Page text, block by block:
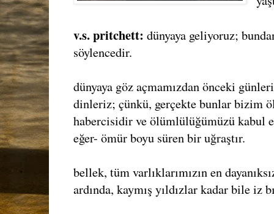
v.s. pritchett: dünyaya geliyoruz;
söylencedir.
dünyaya göz açmamızdan önceki
dinleriz; çünkü, gerçekte bunlar bizim
habercisidir ve ölümlülüğümüzü kabul
eğer- ömür boyu süren bir uğraştır.
bellek, tüm varlıklarımızın en
ardında, kaymış yıldızlar kadar bile iz